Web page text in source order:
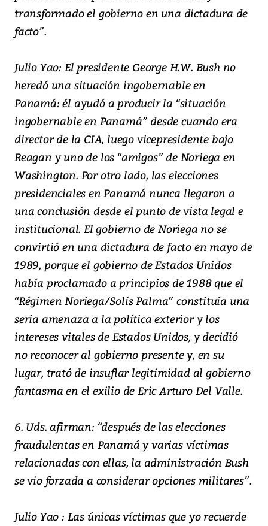
transformado el gobierno en una dictadura de
facto”.
Julio Yao: El presidente George H.W. Bush no
heredó una situación ingobernable en
Panamá: él ayudó a producir la “situación
ingobernable en Panamá” desde cuando era
director de la CIA, luego vicepresidente bajo
Reagan y uno de los “amigos” de Noriega en
Washington. Por otro lado, las elecciones
presidenciales en Panamá nunca llegaron a
una conclusión desde el punto de vista legal e
institucional. El gobierno de Noriega no se
convirtió en una dictadura de facto en mayo de
1989, porque el gobierno de Estados Unidos
había proclamado a principios de 1988 que el
“Régimen Noriega/Solís Palma” constituía una
seria amenaza a la política exterior y los
intereses vitales de Estados Unidos, y decidió
no reconocer al gobierno presente y, en su
lugar, trató de insuflar legitimidad al gobierno
fantasma en el exilio de Eric Arturo Del Valle.
6. Uds. afirman: “después de las elecciones
fraudulentas en Panamá y varias víctimas
relacionadas con ellas, la administración Bush
se vio forzada a considerar opciones militares”.
Julio Yao : Las únicas víctimas que yo recuerde